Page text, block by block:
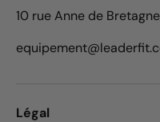
10 rue Anne de
Légal